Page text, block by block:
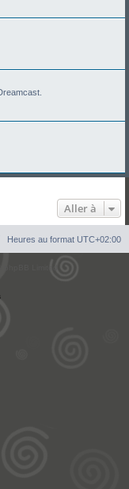
r
Aller à
Heures au format UTC+02:00